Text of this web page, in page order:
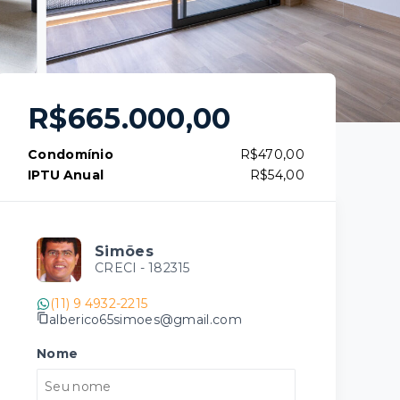
R$665.000,00
Condomínio
R$470,00
IPTU Anual
R$54,00
Simões
CRECI - 182315
(11) 9 4932-2215
alberico65simoes@gmail.com
Nome